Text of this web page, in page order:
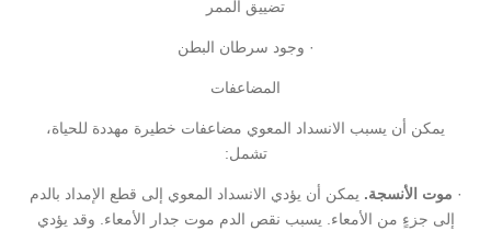
تضييق الممر
· وجود سرطان البطن
المضاعفات
يمكن أن يسبب الانسداد المعوي مضاعفات خطيرة مهددة للحياة،
تشمل:
· موت الأنسجة. يمكن أن يؤدي الانسداد المعوي إلى قطع الإمداد بالدم
إلى جزءٍ من الأمعاء. يسبب نقص الدم موت جدار الأمعاء. وقد يؤدي